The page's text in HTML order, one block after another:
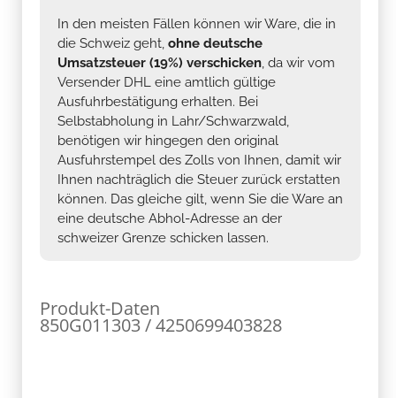
In den meisten Fällen können wir Ware, die in
die Schweiz geht, ohne deutsche
Umsatzsteuer (19%) verschicken, da wir vom
Versender DHL eine amtlich gültige
Ausfuhrbestätigung erhalten. Bei
Selbstabholung in Lahr/Schwarzwald,
benötigen wir hingegen den original
Ausfuhrstempel des Zolls von Ihnen, damit wir
Ihnen nachträglich die Steuer zurück erstatten
können. Das gleiche gilt, wenn Sie die Ware an
eine deutsche Abhol-Adresse an der
schweizer Grenze schicken lassen.
Produkt-Daten
850G011303 / 4250699403828